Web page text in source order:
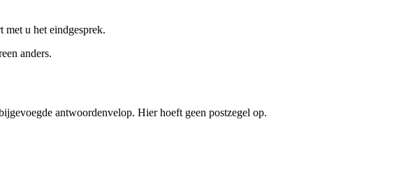
met u het eindgesprek.
anders.
antwoordenvelop. Hier hoeft geen postzegel op.